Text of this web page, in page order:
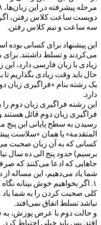
سه ساعت و نیم کلاس رفتن.
این پیشنهاد برای کسانی
می‌کردند و تسلط داشتند. برای
زیادی با زبان فارسی دارد،
حال باید وقت زیادی بگذاریم
یک رشته بنام «فراگیری زبان
دارد.
این رشته فراگیری زبان دوم
فراگیری زبان دوم قائل
رسیدن به سطح پایانی این پنج
المتقدمة» یا همان «سلاست
کسانی که به آن زبان صحبت
برسیم) حدود پنج الی ده سال
جاهایی که ادعا می‌کنند که
شما یاد می‌دهیم، این مساله
۱. اگر بخواهیم خوش بینانه
کلی صحبت کردن را به شما یاد
نباشد تسلط اتفاق نمی‌افتد.
و حالت دوم با عرض پوزش، به
افتد. پس باید خیلی احتیاط کرد.